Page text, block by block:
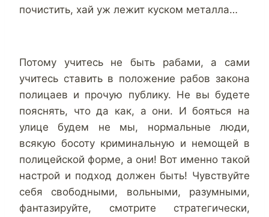
почистить, хай уж лежит куском металла…
Потому учитесь не быть рабами, а сами
учитесь ставить в положение рабов закона
полицаев и прочую публику. Не вы будете
пояснять, что да как, а они. И бояться на
улице будем не мы, нормальные люди,
всякую босоту криминальную и немощей в
полицейской форме, а они! Вот именно такой
настрой и подход должен быть! Чувствуйте
себя свободными, вольными, разумными,
фантазируйте, смотрите стратегически,